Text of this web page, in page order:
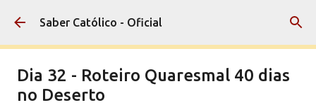
Pular para o conteúdo principal
Saber Católico - Oficial
Dia 32 - Roteiro Quaresmal 40 dias
no Deserto